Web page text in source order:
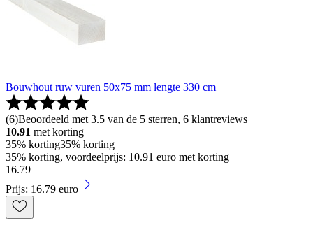
Bouwhout ruw vuren 50x75 mm lengte 330 cm
(6)Beoordeeld met 3.5 van de 5 sterren, 6 klantreviews
10.91 met korting
35% korting35% korting
35% korting, voordeelprijs: 10.91 euro met korting
16.79
Prijs: 16.79 euro